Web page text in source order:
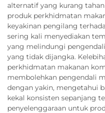
alternatif yang kurang
produk perkhidmatan
keyakinan pengilang
sering kali menyediakan
yang melindungi
yang tidak dijangka.
perkhidmatan makanan
membolehkan pengendali
dengan yakin, mengetahui
kekal konsisten sepanjang
penyelenggaraan untuk